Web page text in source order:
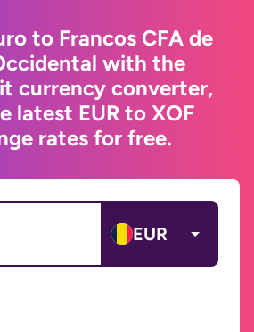
to Francos CFA de
with the
currency converter,
latest EUR to XOF
rates for free.
EUR